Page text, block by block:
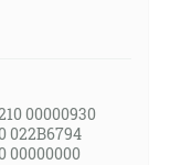
00000930
022B6794
00000000